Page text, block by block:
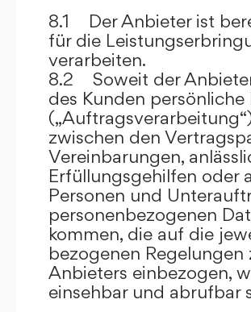
8.1 Der Anbieter ist
für die
verarbeiten.
8.2 Soweit der
des Kunden
zwischen den
Vereinbarungen,
Erfüllungsgehilfen oder
Personen und
personenbezogenen
kommen, die auf die
bezogenen
Anbieters einbezogen,
einsehbar und abrufbar